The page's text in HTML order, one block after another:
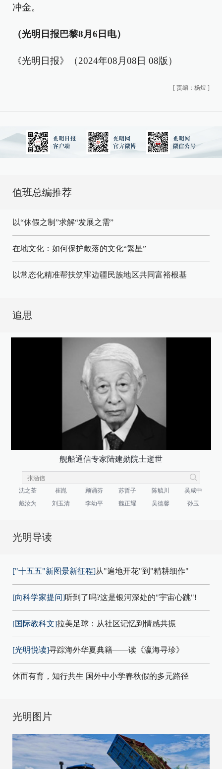
冲金。
（光明日报巴黎8月6日电）
《光明日报》（2024年08月08日 08版）
[ 责编：杨煜 ]
值班总编推荐
以“休假之制”求解“发展之需”
在地文化：如何保护散落的文化“繁星”
以常态化精准帮扶筑牢边疆民族地区共同富裕根基
追思
舰船通信专家陆建勋院士逝世
沈之荃 崔崑 顾诵芬 苏哲子 陈毓川
吴咸中
戴汝为
刘玉清 李幼平 魏正耀 吴德馨 孙玉
光明导读
["十五五"新图景新征程]从"遍地开花"到"精耕细作"
[向科学家提问]听到了吗?这是银河深处的"宇宙心跳"!
[国际教科文]拉美足球：从社区记忆到情感共振
[光明悦读]寻踪海外华夏典籍——读《瀛海寻珍》
休而有育，知行共生 国外中小学春秋假的多元路径
光明图片